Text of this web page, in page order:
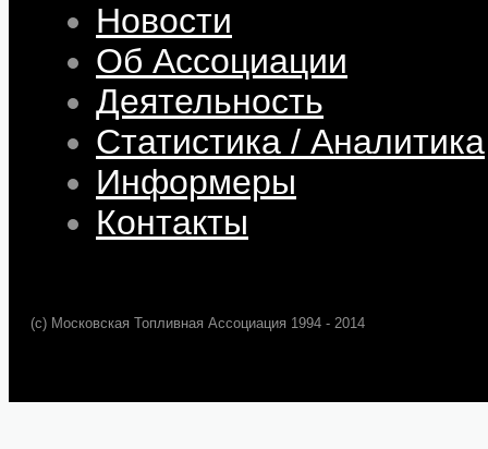
Новости
Об Ассоциации
Деятельность
Статистика / Аналитика
Информеры
Контакты
(c) Московская Топливная Ассоциация 1994 - 2014